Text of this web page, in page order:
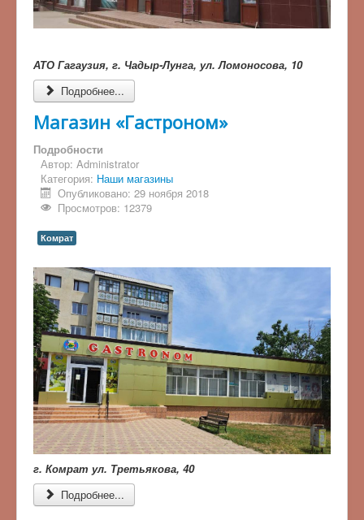
АТО Гагаузия, г. Чадыр-Лунга, ул. Ломоносова, 10
Подробнее...
Магазин «Гастроном»
Подробности
Автор: Administrator
Категория: Наши магазины
Опубликовано: 29 ноября 2018
Просмотров: 12379
Комрат
г. Комрат ул. Третьякова, 40
Подробнее...